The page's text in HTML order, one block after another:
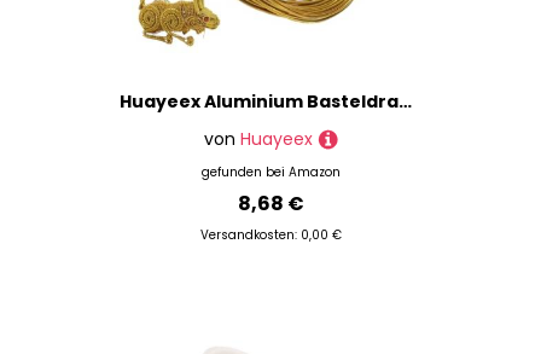
Huayeex Aluminium Basteldraht - Biegsamer Schmuckdraht für Schmuckherstellung | Metall Zubehör Für Halsketten Armband Edelsteinwickeln Bonsaikunst
von Huayeex
gefunden bei Amazon
8,68 €
Versandkosten: 0,00 €